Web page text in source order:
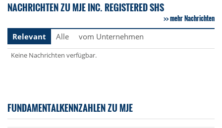
NACHRICHTEN ZU MJE INC. REGISTERED SHS
mehr Nachrichten
Relevant
Alle vom Unternehmen
Keine Nachrichten verfügbar.
FUNDAMENTALKENNZAHLEN ZU MJE